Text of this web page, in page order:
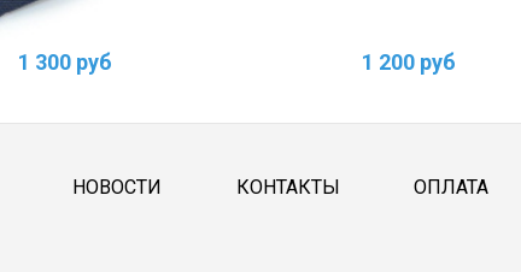
1 300 руб 1 200 руб
НОВОСТИ КОНТАКТЫ ОПЛАТА